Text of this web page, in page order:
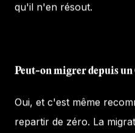
qu'il n'en résout.
Peut-on migrer depuis un
Oui, et c'est même
repartir de zéro. La